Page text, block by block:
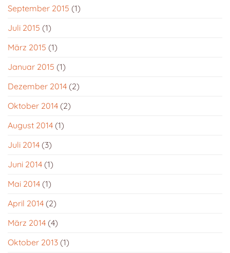
September 2015 (1)
Juli 2015 (1)
März 2015 (1)
Januar 2015 (1)
Dezember 2014 (2)
Oktober 2014 (2)
August 2014 (1)
Juli 2014 (3)
Juni 2014 (1)
Mai 2014 (1)
April 2014 (2)
März 2014 (4)
Oktober 2013 (1)